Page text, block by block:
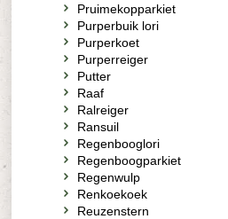
Pruimekopparkiet
Purperbuik lori
Purperkoet
Purperreiger
Putter
Raaf
Ralreiger
Ransuil
Regenbooglori
Regenboogparkiet
Regenwulp
Renkoekoek
Reuzenstern